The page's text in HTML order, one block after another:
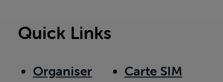
Quick Links
Organiser
Carte SIM